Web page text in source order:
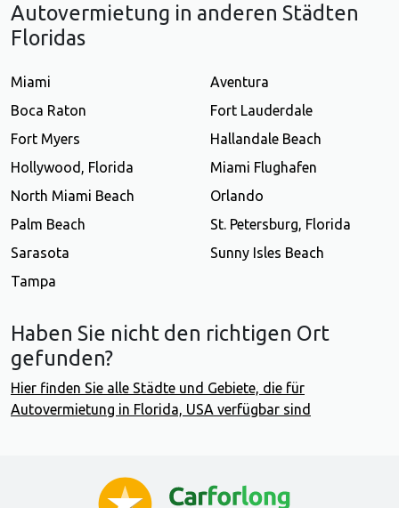
Autovermietung in anderen Städten
Floridas
Miami
Aventura
Boca Raton
Fort Lauderdale
Fort Myers
Hallandale Beach
Hollywood, Florida
Miami Flughafen
North Miami Beach
Orlando
Palm Beach
St. Petersburg, Florida
Sarasota
Sunny Isles Beach
Tampa
Haben Sie nicht den richtigen Ort
gefunden?
Hier finden Sie alle Städte und Gebiete, die für
Autovermietung in Florida, USA verfügbar sind